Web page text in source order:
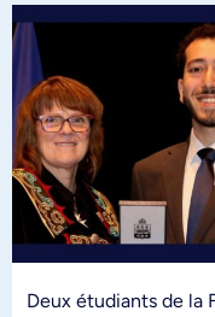
Deux étudiants de la